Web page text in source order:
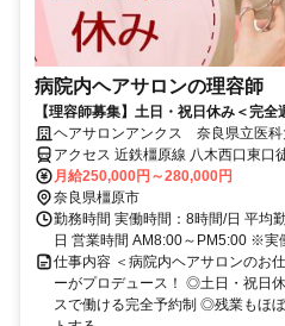
病院内ヘアサロンの理容師
【理容師募集】土日・祝日休み＜完
全予約制／サロン業務＆医療用ウィッ
ウィッグ未経験の方も研修とOJTで安
ヘアサロンアンクス 奈良県立医科
アクセス 近鉄橿原線 八木西口東口
ろば線〕/ＪＲ和歌山線 畝傍徒歩約
歩約13分
月給250,000円～280,000円
奈良県橿原市
勤務時間 実働時間：8時間/日 平均
日 営業時間 AM8:00～PM5:00 ※
仕事内容 ＜病院内ヘアサロンのお
ーがプロデュース！ ◎土日・祝日
スで働ける完全予約制 ◎残業もほ